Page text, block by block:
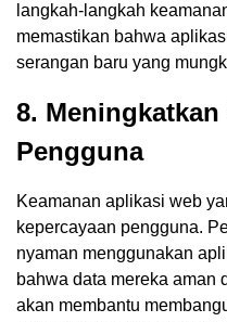
langkah-langkah
memastikan bahwa
serangan baru yang
8. Meningkatkan
Pengguna
Keamanan aplikasi web
kepercayaan pengguna.
nyaman menggunakan
bahwa data mereka aman
akan membantu